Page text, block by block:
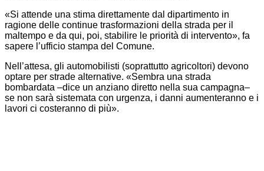
«Si attende una stima direttamente dal dipartimento in
ragione delle continue trasformazioni della strada per il
maltempo e da qui, poi, stabilire le priorità di intervento», fa
sapere l’ufficio stampa del Comune.
Nell’attesa, gli automobilisti (soprattutto agricoltori) devono
optare per strade alternative. «Sembra una strada
bombardata –dice un anziano diretto nella sua campagna–
se non sarà sistemata con urgenza, i danni aumenteranno e i
lavori ci costeranno di più».